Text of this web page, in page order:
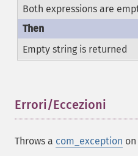
Both expressions are
Empty string is returned
Errori/Eccezioni
Throws a com_exception